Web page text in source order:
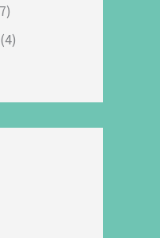
(4)